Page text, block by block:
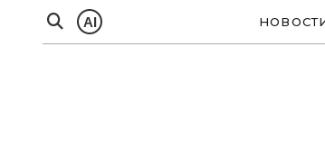
AI